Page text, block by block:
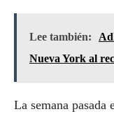
Lee también:
Nueva York al
La semana pasada